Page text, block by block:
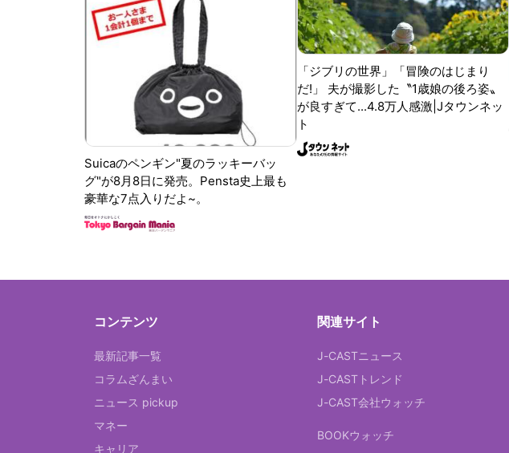
Suicaのペンギン"夏のラッキーバッ
グ"が8月8日に発売。Pensta史上最も
豪華な7点入りだよ~。
「ジブリの世界」「冒険のはじまり
だ!」 夫が撮影した〝1歳娘の後ろ姿〟
が良すぎて...4.8万人感激|Jタウンネッ
ト
コンテンツ
最新記事一覧
コラムざんまい
ニュース pickup
マネー
キャリア
関連サイト
J-CASTニュース
J-CASTトレンド
J-CAST会社ウォッチ
BOOKウォッチ